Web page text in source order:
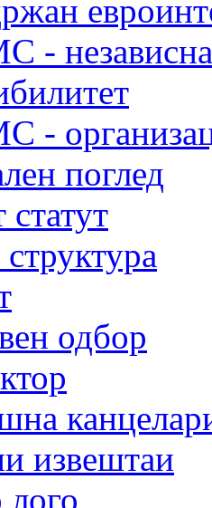
независна
поглед
одбор
извештаи